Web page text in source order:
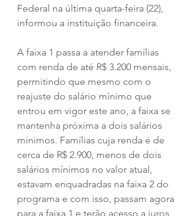
Federal na última quarta-feira (22),
informou a instituição financeira.
A faixa 1 passa a atender famílias
com renda de até R$ 3.200 mensais,
permitindo que mesmo com o
reajuste do salário mínimo que
entrou em vigor este ano, a faixa se
mantenha próxima a dois salários
mínimos. Famílias cuja renda é de
cerca de R$ 2.900, menos de dois
salários mínimos no valor atual,
estavam enquadradas na faixa 2 do
programa e com isso, passam agora
para a faixa 1 e terão acesso a juros